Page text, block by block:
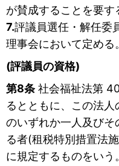
が賛成することを要す
7.評議員選任・解任委
理事会において定める。
(評議員の資格)
第8条 社会福祉法第
るとともに、この法
のいずれか一人及び
る者(租税特別措置法
に規定するものをい